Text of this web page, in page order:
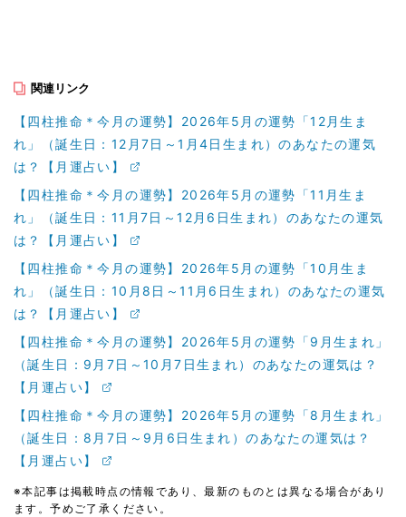
関連リンク
【四柱推命＊今月の運勢】2026年5月の運勢「12月生ま
れ」（誕生日：12月7日～1月4日生まれ）のあなたの運気
は？【月運占い】
【四柱推命＊今月の運勢】2026年5月の運勢「11月生ま
れ」（誕生日：11月7日～12月6日生まれ）のあなたの運気
は？【月運占い】
【四柱推命＊今月の運勢】2026年5月の運勢「10月生ま
れ」（誕生日：10月8日～11月6日生まれ）のあなたの運気
は？【月運占い】
【四柱推命＊今月の運勢】2026年5月の運勢「9月生まれ」
（誕生日：9月7日～10月7日生まれ）のあなたの運気は？
【月運占い】
【四柱推命＊今月の運勢】2026年5月の運勢「8月生まれ」
（誕生日：8月7日～9月6日生まれ）のあなたの運気は？
【月運占い】
※本記事は掲載時点の情報であり、最新のものとは異なる場合があり
ます。予めご了承ください。